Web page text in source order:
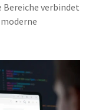
Bereiche verbindet